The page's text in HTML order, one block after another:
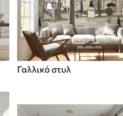
Γαλλικό στυλ